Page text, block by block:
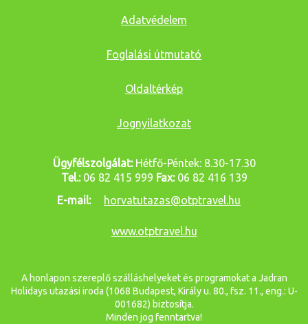
Adatvédelem
Foglalási útmutató
Oldaltérkép
Jognyilatkozat
Ügyfélszolgálat:Hétfő-Péntek: 8.30-17.30
Tel.:06 82 415 999 Fax:06 82 416 139
E-mail:
horvatutazas@otptravel.hu
www.otptravel.hu
A honlapon szereplő szálláshelyeket és programokat a Jadran
Holidays utazási iroda (1068 Budapest, Király u. 80., fsz. 11., eng.: U-
001682) biztosítja.
Minden jog fenntartva!